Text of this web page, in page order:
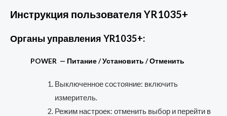
Инструкция пользователя YR1035+
Органы управления YR1035+:
POWER — Питание / Установить / Отменить
Выключенное состояние: включить
измеритель.
Режим настроек: отменить выбор и перейти в